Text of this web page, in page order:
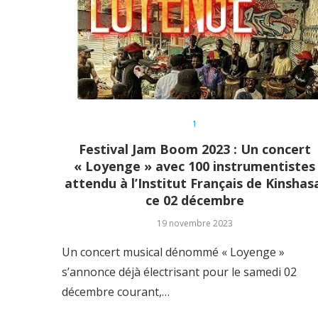
1
Festival Jam Boom 2023 : Un concert
« Loyenge » avec 100 instrumentistes
attendu à l’Institut Français de
ce 02 décembre
19 novembre 2023
Un concert musical dénommé « Loyenge »
s’annonce déjà électrisant pour le samedi 02
décembre courant,…